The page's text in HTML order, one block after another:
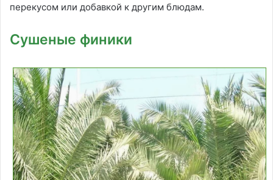
перекусом или добавкой к другим блюдам.
Сушеные финики